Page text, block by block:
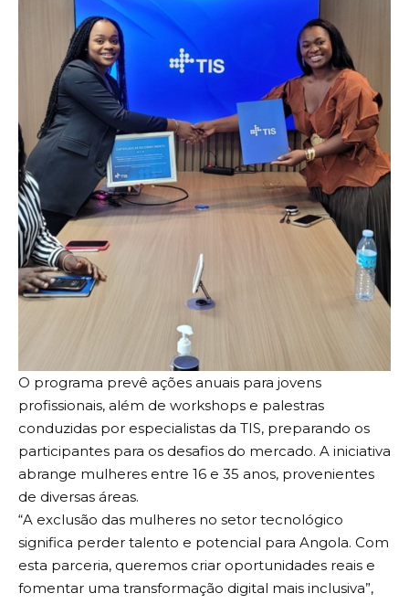
O programa prevê ações anuais para jovens
profissionais, além de workshops e palestras
conduzidas por especialistas da TIS, preparando os
participantes para os desafios do mercado. A iniciativa
abrange mulheres entre 16 e 35 anos, provenientes
de diversas áreas.
“A exclusão das mulheres no setor tecnológico
significa perder talento e potencial para Angola. Com
esta parceria, queremos criar oportunidades reais e
fomentar uma transformação digital mais inclusiva”,